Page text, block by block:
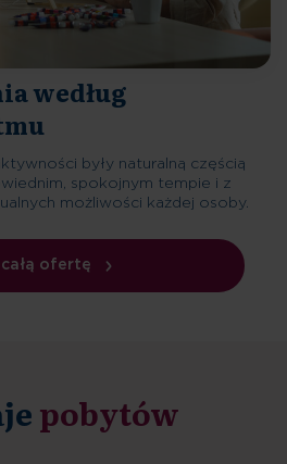
według
były naturalną częścią
spokojnym tempie i z
możliwości każdej osoby.
całą ofertę
pobytów